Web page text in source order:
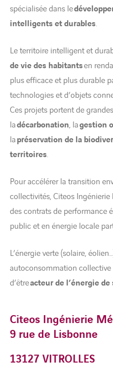
spécialisée dans le
intelligents et durables.
Le territoire intelligent et
de vie des habitantsen
plus efficace et plus durable
technologies et d’objets
Ces projets portent de
ladécarbonation, lagestion
lapréservation de la
territoires.
Pour accélérer la transition
collectivités, Citeos Ingénierie
des contrats de performance
public et en énergie locale
L’énergie verte (solaire,
autoconsommation collective
d’êtreacteur de l’énergie
Citeos Ingénierie
9 rue de Lisbonne
13127 VITROLLES